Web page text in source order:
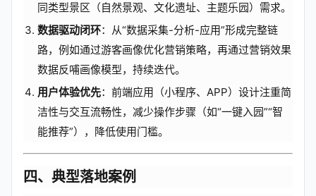
同类型景区（自然景观、文化遗址、主题乐园）需求。
数据驱动闭环：从“数据采集-分析-应用”形成完整链
路，例如通过游客画像优化营销策略，再通过营销效果
数据反哺画像模型，持续迭代。
用户体验优先：前端应用（小程序、APP）设计注重简
洁性与交互流畅性，减少操作步骤（如“一键入园”“智
能推荐”），降低使用门槛。
四、典型落地案例